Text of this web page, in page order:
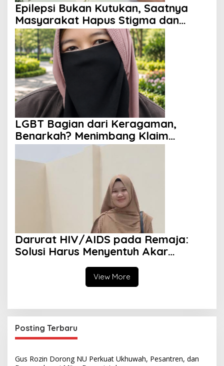
Epilepsi Bukan Kutukan, Saatnya
Masyarakat Hapus Stigma dan
Berikan Harapan
LGBT Bagian dari Keragaman,
Benarkah? Menimbang Klaim
Diversity dan Perspektif Islam
Darurat HIV/AIDS pada Remaja:
Solusi Harus Menyentuh Akar
View More
Posting Terbaru
Gus Rozin Dorong NU Perkuat Ukhuwah, Pesantren, dan